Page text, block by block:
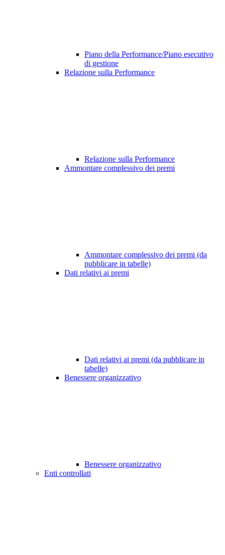
Piano della Performance/Piano esecutivo
di gestione
Relazione sulla Performance
Relazione sulla Performance
Ammontare complessivo dei premi
Ammontare complessivo dei premi (da
pubblicare in tabelle)
Dati relativi ai premi
Dati relativi ai premi (da pubblicare in
tabelle)
Benessere organizzativo
Benessere organizzativo
Enti controllati